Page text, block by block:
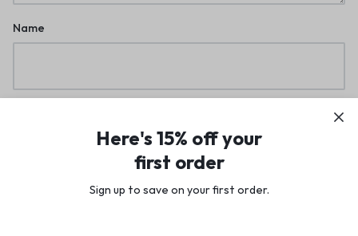
Name
Here's 15% off your
first order
Sign up to save on your first order.​